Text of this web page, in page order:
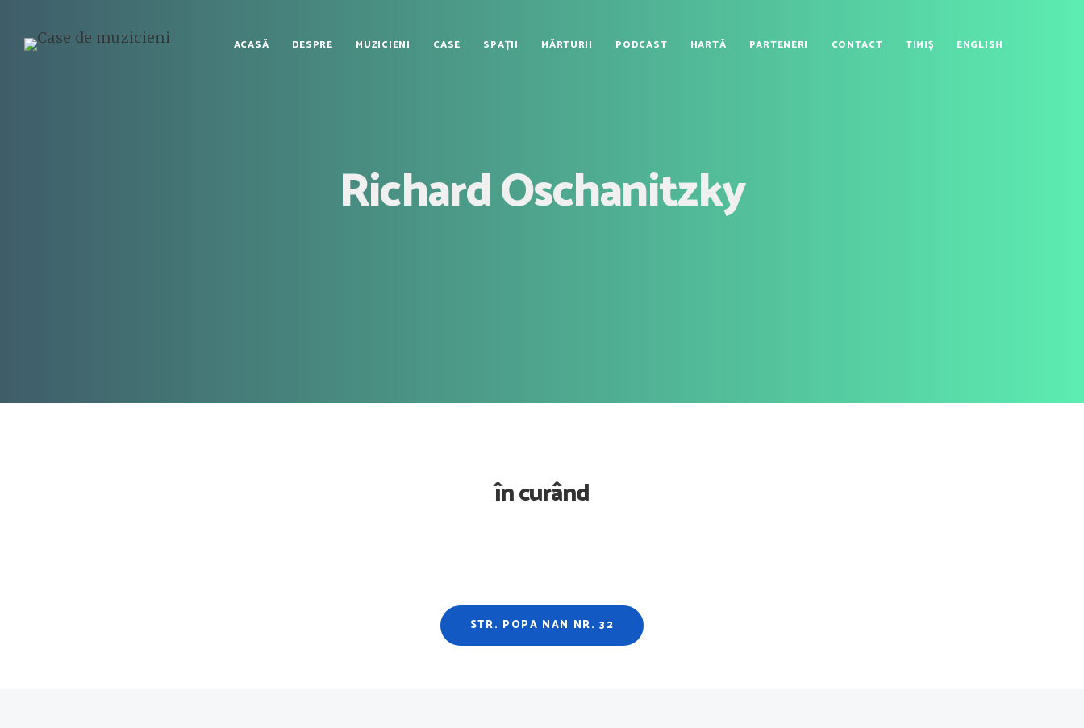
ACASĂ DESPRE MUZICIENI CASE SPAȚII MĂRTURII PODCAST HARTĂ PARTENERI CONTACT TIMIȘ ENGLISH
Richard Oschanitzky
în curând
STR. POPA NAN NR. 32